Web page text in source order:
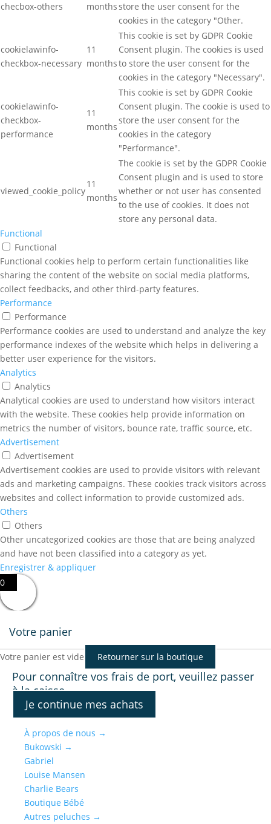
checbox-others
monthsstore the user consent for the
cookies in the category "Other.
cookielawinfo-
checkbox-necessary
11
months
This cookie is set by GDPR Cookie
Consent plugin. The cookies is used
to store the user consent for the
cookies in the category "Necessary".
cookielawinfo-
checkbox-
performance
11
months
This cookie is set by GDPR Cookie
Consent plugin. The cookie is used to
store the user consent for the
cookies in the category
"Performance".
viewed_cookie_policy
11
months
The cookie is set by the GDPR Cookie
Consent plugin and is used to store
whether or not user has consented
to the use of cookies. It does not
store any personal data.
Functional
Functional
Functional cookies help to perform certain functionalities like
sharing the content of the website on social media platforms,
collect feedbacks, and other third-party features.
Performance
Performance
Performance cookies are used to understand and analyze the key
performance indexes of the website which helps in delivering a
better user experience for the visitors.
Analytics
Analytics
Analytical cookies are used to understand how visitors interact
with the website. These cookies help provide information on
metrics the number of visitors, bounce rate, traffic source, etc.
Advertisement
Advertisement
Advertisement cookies are used to provide visitors with relevant
ads and marketing campaigns. These cookies track visitors across
websites and collect information to provide customized ads.
Others
Others
Other uncategorized cookies are those that are being analyzed
and have not been classified into a category as yet.
Enregistrer & appliquer
0
Votre panier
Votre panier est vide Retourner sur la boutique
Pour connaître vos frais de port, veuillez passer
à la caisse.
Je continue mes achats
À propos de nous →
Bukowski →
Gabriel
Louise Mansen
Charlie Bears
Boutique Bébé
Autres peluches →